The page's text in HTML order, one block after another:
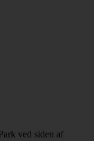
ved siden af